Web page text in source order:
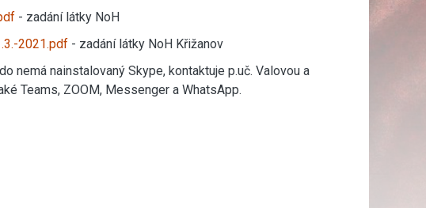
- zadání látky NoH
2021.pdf - zadání látky NoH Křižanov
nemá nainstalovaný Skype, kontaktuje p.uč. Valovou a
Teams, ZOOM, Messenger a WhatsApp.